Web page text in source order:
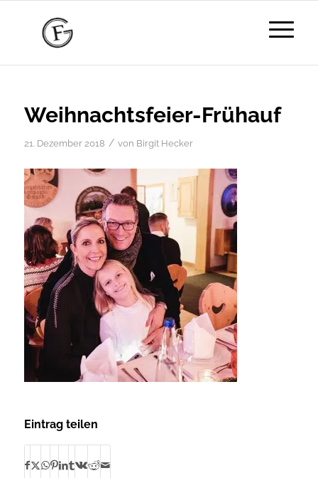
Weihnachtsfeier-Frühauf
21. Dezember 2018 / von Birgit Hecker
Eintrag teilen